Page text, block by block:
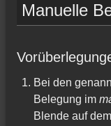
Manuelle
Bei den
Belegung im
Blende auf